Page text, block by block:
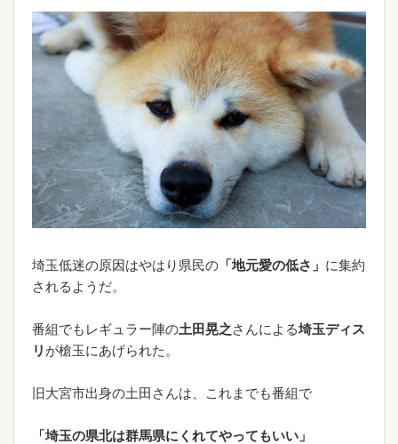
埼玉低迷の原因はやはり県民の 「地元愛の低さ」 に集約
されるようだ。
番組でもレギュラー陣の土田晃之さんによる埼玉ディス
リ が槍玉にあげられた。
旧大宮市出身の土田さんは、これまでも番組で
「埼玉の県北は群馬県にくれてやってもいい」